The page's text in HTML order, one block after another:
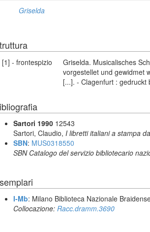
Griselda
[1] - frontespizio
Griselda. Musicalisches
vorgestellet und gewidmet
[...]. - Clagenfurt : gedruckt
Sartori 1990 12543
Sartori, Claudio, I libretti italiani a stampa
SBN: MUS0318550
SBN Catalogo del servizio bibliotecario
I-Mb: Milano Biblioteca Nazionale
Collocazione: Racc.dramm.3690